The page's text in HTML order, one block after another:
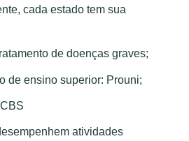
cada estado tem sua
de doenças graves;
de ensino superior: Prouni;
atividades